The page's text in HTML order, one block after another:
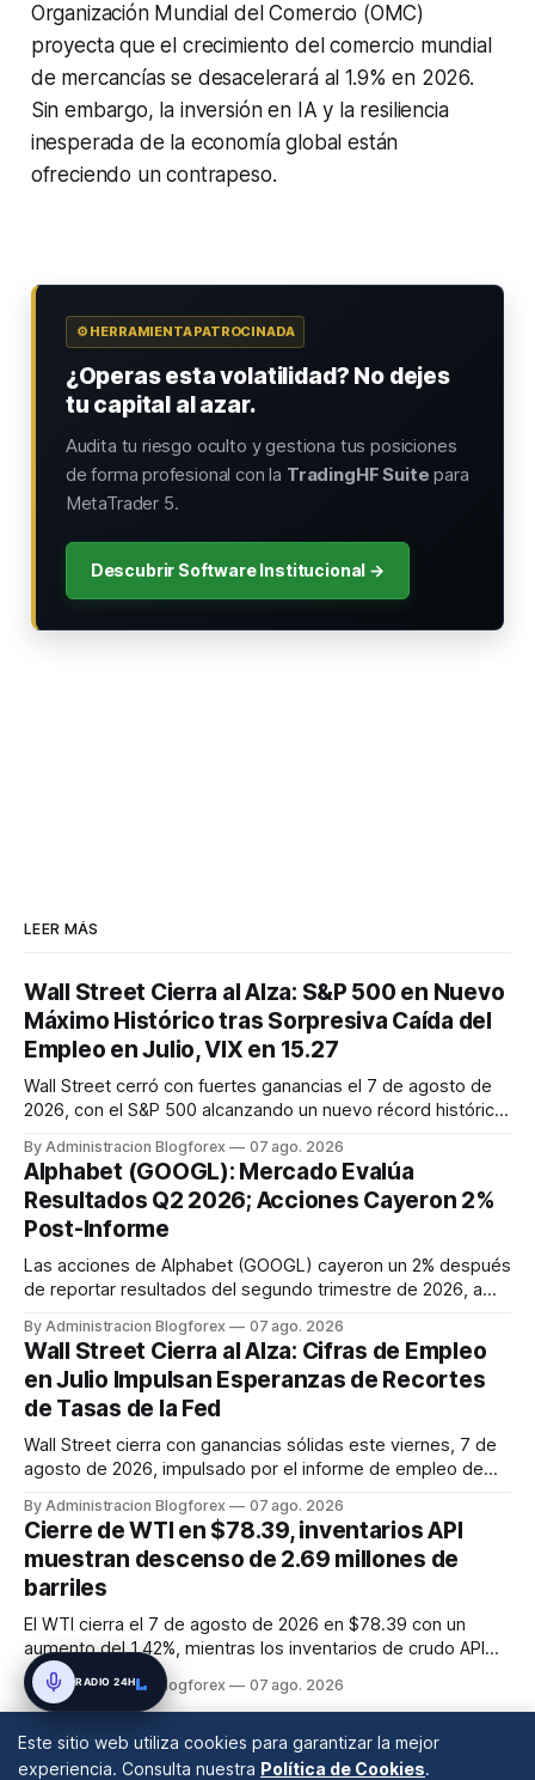
Organización Mundial del Comercio (OMC)
proyecta que el crecimiento del comercio mundial
de mercancías se desacelerará al 1.9% en 2026.
Sin embargo, la inversión en IA y la resiliencia
inesperada de la economía global están
ofreciendo un contrapeso.
⚙️ HERRAMIENTA PATROCINADA
¿Operas esta volatilidad? No dejes
tu capital al azar.
Audita tu riesgo oculto y gestiona tus posiciones
de forma profesional con la TradingHF Suite para
MetaTrader 5.
Descubrir Software Institucional →
LEER MÁS
Wall Street Cierra al Alza: S&P 500 en Nuevo
Máximo Histórico tras Sorpresiva Caída del
Empleo en Julio, VIX en 15.27
Wall Street cerró con fuertes ganancias el 7 de agosto de
2026, con el S&P 500 alcanzando un nuevo récord histórico
54,036.93 y el Nasdaq Composite escaló 1.3% a 26,690.62.
El impulso provino de un informe de empleo de julio
inesperadamente ...
By Administracion Blogforex 07 ago. 2026
Alphabet (GOOGL): Mercado Evalúa
Resultados Q2 2026; Acciones Cayeron 2%
Post-Informe
Las acciones de Alphabet (GOOGL) cayeron un 2% después
de reportar resultados del segundo trimestre de 2026, a
usuarios de Gemini, en un mercado que evalúa el impacto
de las inversiones en IA.
By Administracion Blogforex 07 ago. 2026
Wall Street Cierra al Alza: Cifras de Empleo
en Julio Impulsan Esperanzas de Recortes
de Tasas de la Fed
Wall Street cierra con ganancias sólidas este viernes, 7 de
agosto de 2026, impulsado por el informe de empleo de
de trabajo. Este dato macroeconómico incrementó las
expectativas de que la Reserva Federal pueda flexibilizar su
política m...
By Administracion Blogforex 07 ago. 2026
Cierre de WTI en $78.39, inventarios API
muestran descenso de 2.69 millones de
barriles
El WTI cierra el 7 de agosto de 2026 en $78.39 con un
aumento del 1.42%, mientras los inventarios de crudo API
caen en 2.69 millones de barriles, sugiriendo una
contracción de la oferta.
By Administracion Blogforex 07 ago. 2026
Este sitio web utiliza cookies para garantizar la mejor
experiencia. Consulta nuestra Política de Cookies.
RADIO 24H